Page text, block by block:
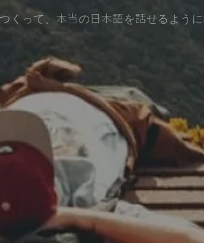
くって、本当の日本語を話せるよう